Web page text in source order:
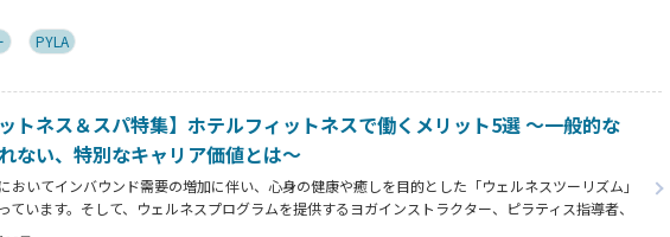
PYLA
ットネス＆スパ特集】ホテルフィットネスで働くメリット5選 ～一般的な
ない、特別なキャリア価値とは～
おいてインバウンド需要の増加に伴い、心身の健康や癒しを目的とした「ウェルネスツーリズム」
ています。そして、ウェルネスプログラムを提供するヨガインストラクター、ピラティス指導者、
ー、コンディショニングコーチ、ボクシングトレーナーなどの専門スキルを持つ人材がホテル業界